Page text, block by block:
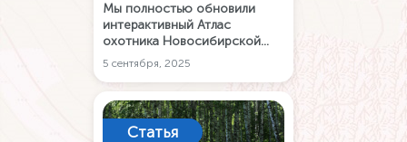
Мы полностью обновили
интерактивный Атлас
охотника Новосибирской
области согласно последним
изменениям от февраля 2025
года. Собираясь на охоту, не
забудьте скачать бесплатное
приложение Карта РУ.
5 сентября, 2025
Статья